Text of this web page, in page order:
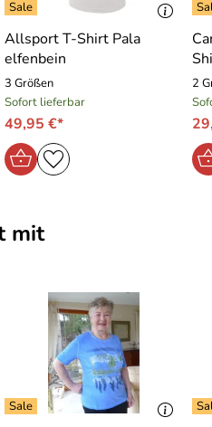
Allsport T-Shirt Pala
elfenbein
3 Größen
Sofort lieferbar
49,95 €*
2
mit